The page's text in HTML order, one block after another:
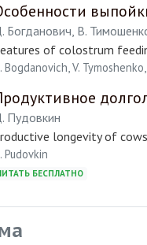
Богданович, В.
of colostrum
Bogdanovich, V.
Пудовкин
longevity of
Pudovkin
БЕСПЛАТНО